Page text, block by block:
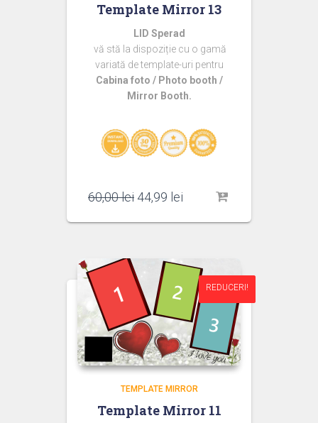
Template Mirror 13
LID Sperad
vă stă la dispoziție cu o gamă
variată de template-uri pentru
Cabina foto / Photo booth /
Mirror Booth.
60,00lei Prețul
a
44,99 lei
este:
REDUCERI!
REDUCERI!
TEMPLATE MIRROR
Template Mirror 11